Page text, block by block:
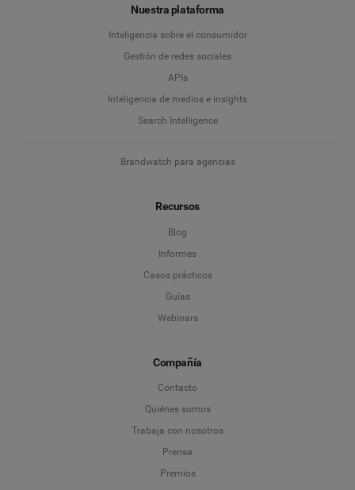
Nuestra plataforma
Inteligencia sobre el consumidor
Gestión de redes sociales
APIs
Inteligencia de medios e insights
Search Intelligence
Brandwatch para agencias
Recursos
Blog
Informes
Casos prácticos
Guías
Webinars
Compañía
Contacto
Quiénes somos
Trabaja con nosotros
Prensa
Premios